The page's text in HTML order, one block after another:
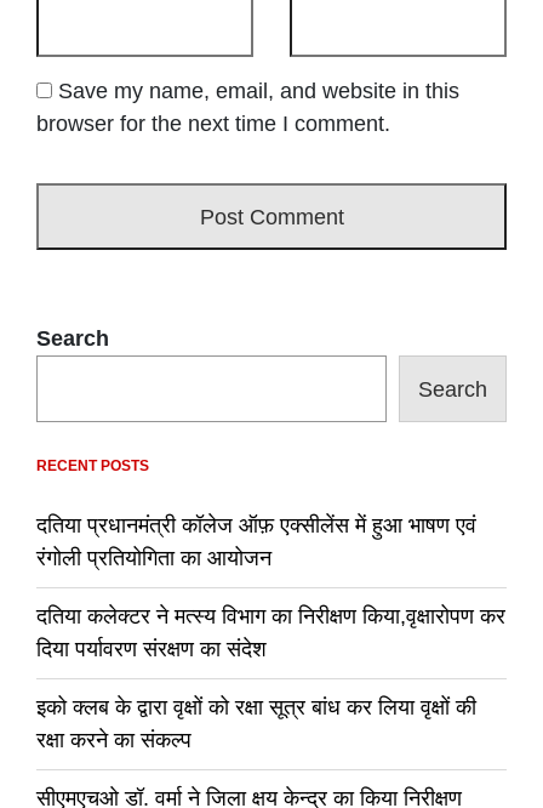
Save my name, email, and website in this
browser for the next time I comment.
Search
Search
RECENT POSTS
दतिया प्रधानमंत्री कॉलेज ऑफ़ एक्सीलेंस में हुआ भाषण एवं
रंगोली प्रतियोगिता का आयोजन
दतिया कलेक्टर ने मत्स्य विभाग का निरीक्षण किया,वृक्षारोपण कर
दिया पर्यावरण संरक्षण का संदेश
इको क्लब के द्वारा वृक्षों को रक्षा सूत्र बांध कर लिया वृक्षों की
रक्षा करने का संकल्प
सीएमएचओ डॉ. वर्मा ने जिला क्षय केन्द्र का किया निरीक्षण